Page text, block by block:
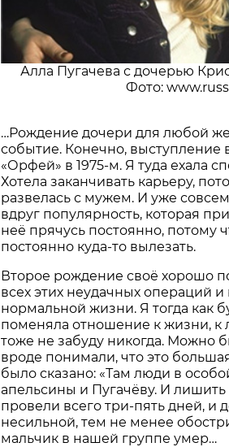
Алла Пугачева с дочерью
Фото:
…Рождение дочери для любой
событие. Конечно, выступление
«Орфей» в 1975-м. Я туда ехала
Хотела заканчивать карьеру,
развелась с мужем. И уже
вдруг популярность, которая
неё прячусь постоянно, потому
постоянно куда-то вылезать.
Второе рождение своё хорошо
всех этих неудачных операций
нормальной жизни. Я тогда как
поменяла отношение к жизни,
тоже не забуду никогда. Можно
вроде понимали, что это
было сказано: «Там люди в
апельсины и Пугачёву. И лишить
провели всего три-пять дней, и
несильной, тем не менее
мальчик в нашей группе умер…